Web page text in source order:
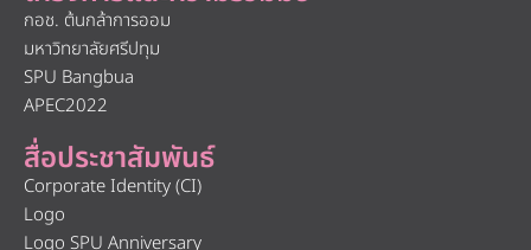
กอช. ต้นกล้าการออม
มหาวิทยาลัยศรีปทุม
SPU Bangbua
APEC2022
สื่อประชาสัมพันธ์
Corporate Identity (CI)
Logo
Logo SPU Anniversary